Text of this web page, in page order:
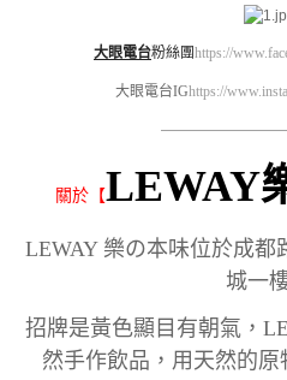
大眼電台粉絲團https://
大眼電台IGhttps://
關於【LEWAY
LEWAY 樂の本味位於成都
城一
招牌是黃色顯目有朝氣，
然手作飲品，用天然的